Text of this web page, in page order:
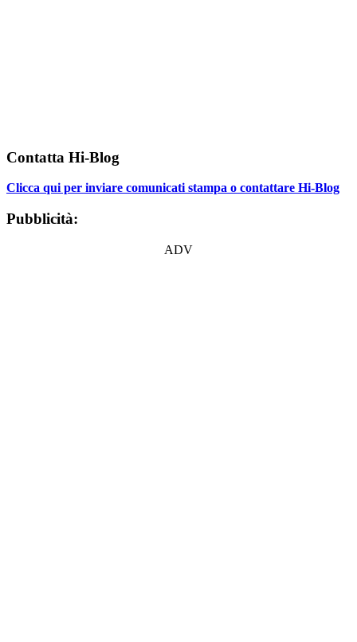
Contatta Hi-Blog
Clicca qui per inviare comunicati stampa o contattare Hi-Blog
Pubblicità:
ADV